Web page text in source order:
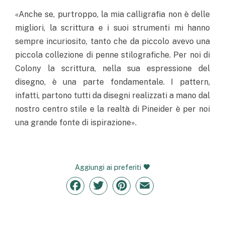
«Anche se, purtroppo, la mia calligrafia non è delle
migliori, la scrittura e i suoi strumenti mi hanno
sempre incuriosito, tanto che da piccolo avevo una
piccola collezione di penne stilografiche. Per noi di
Colony la scrittura, nella sua espressione del
disegno, è una parte fondamentale. I pattern,
infatti, partono tutti da disegni realizzati a mano dal
nostro centro stile e la realtà di Pineider è per noi
una grande fonte di ispirazione».
Aggiungi ai preferiti
Facebook
TwitterPinterestEmail